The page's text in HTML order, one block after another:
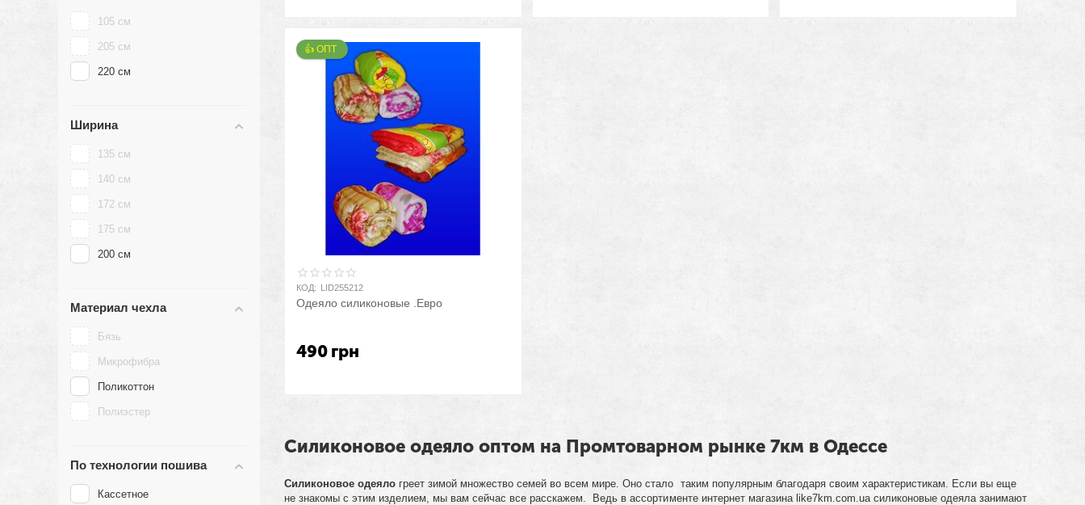
Силиконовое одеяло оптом на Промтоварном рынке 7км в Одессе
Силиконовое одеяло греет зимой множество семей во всем мире. Оно стало таким популярным благодаря своим характеристикам. Если вы еще
не знакомы с этим изделием, мы вам сейчас все расскажем. Ведь в ассортименте интернет магазина like7km.com.ua силиконовые одеяла занимают
👍 ОПТ
КОД: LID255212
Одеяло силиконовые .Евро
490 грн
105 см
205 см
220 см
Ширина
135 см
140 см
172 см
175 см
200 см
Материал чехла
Бязь
Микрофибра
Поликоттон
Полиэстер
По технологии пошива
Кассетное